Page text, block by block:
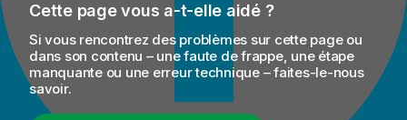
Cette page vous a-t-elle aidé ?
Si vous rencontrez des problèmes sur cette page ou
dans son contenu – une faute de frappe, une étape
manquante ou une erreur technique – faites-le-nous
savoir.